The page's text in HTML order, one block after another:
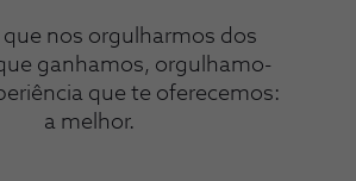
que nos orgulharmos dos
ganhamos, orgulhamo-
que te oferecemos:
a melhor.